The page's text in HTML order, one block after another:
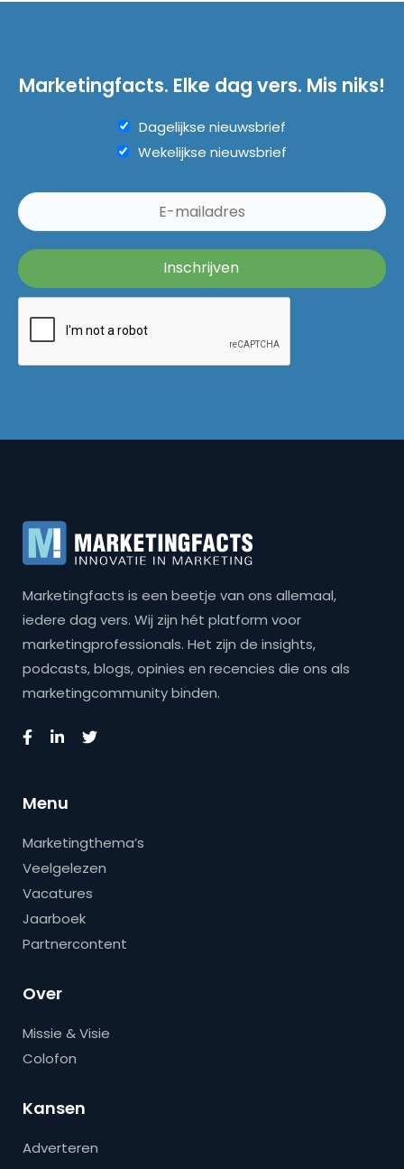
Marketingfacts. Elke dag vers. Mis niks!
Dagelijkse nieuwsbrief
Wekelijkse nieuwsbrief
Marketingfacts is een beetje van ons allemaal,
iedere dag vers. Wij zijn hét platform voor
marketingprofessionals. Het zijn de insights,
podcasts, blogs, opinies en recencies die ons als
marketingcommunity binden.
Menu
Marketingthema’s
Veelgelezen
Vacatures
Jaarboek
Partnercontent
Over
Missie & Visie
Colofon
Kansen
Adverteren